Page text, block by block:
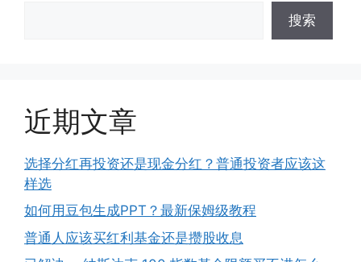
搜索
近期文章
选择分红再投资还是现金分红？普通投资者应该这
样选
如何用豆包生成PPT？最新保姆级教程
普通人应该买红利基金还是攒股收息